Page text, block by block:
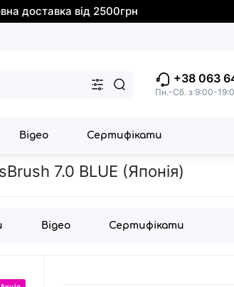
доставка від 2500грн
+38 063
Пн.-Сб. з 9:00-
Відео Сертифікати
зубної щітки Medica+ KidsBrush 7.0 blue (4шт)
7.0 BLUE (Японія)
Відео Сертифікати